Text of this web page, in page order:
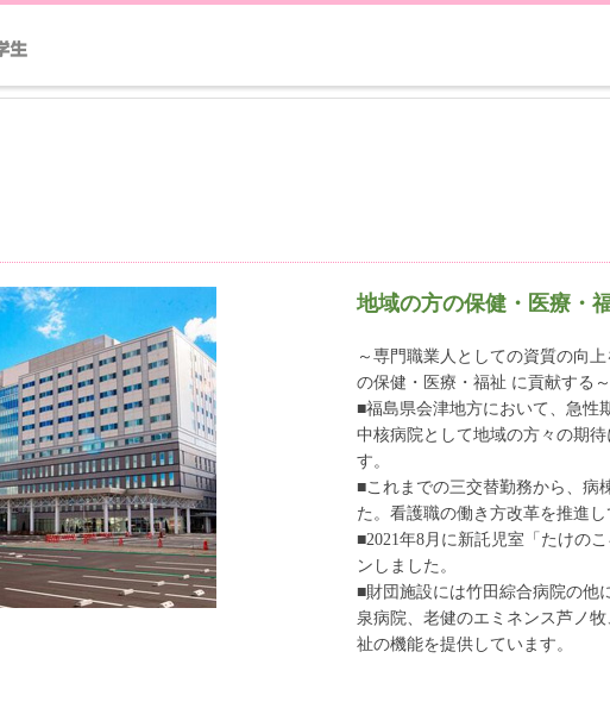
地域の方の保健・医療・
～専門職業人としての資質の向
の保健・医療・福祉 に貢献する～
■福島県会津地方において、急性
中核病院として地域の方々の期
す。
■これまでの三交替勤務から、病
た。看護職の働き方改革を推進
■2021年8月に新託児室「たけの
ンしました。
■財団施設には竹田綜合病院の他
泉病院、老健のエミネンス芦ノ
祉の機能を提供しています。